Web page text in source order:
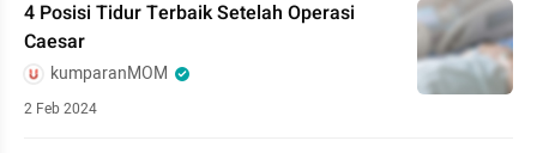
4 Posisi Tidur Terbaik Setelah Operasi
Caesar
kumparanMOM
2 Feb 2024